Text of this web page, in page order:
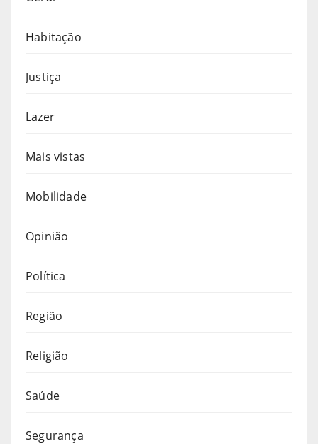
Habitação
Justiça
Lazer
Mais vistas
Mobilidade
Opinião
Política
Região
Religião
Saúde
Segurança